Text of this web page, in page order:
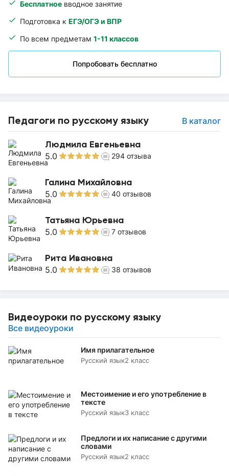
Бесплатное вводное занятие
Подготовка к ЕГЭ/ОГЭ и ВПР
По всем предметам 1-11 классов
Попробовать бесплатно
Педагоги по русскому языку В каталог
Людмила Евгеньевна
5.0 294 отзыва
Галина Михайловна
5.0 40 отзывов
Татьяна Юрьевна
5.0 7 отзывов
Рита Ивановна
5.0 38 отзывов
Видеоуроки по русскому языку
Все видеоуроки
Имя прилагательное
Русский язык2 класс
Местоимение и его употребление в
тексте
Русский язык3 класс
Предлоги и их написание с другими
словами
Русский язык2 класс